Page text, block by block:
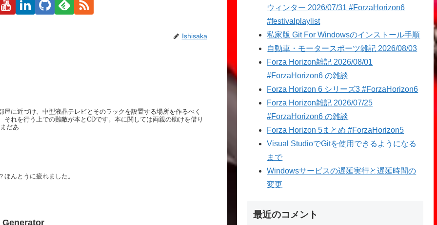
Ishisaka
に近づけ、中型液晶テレビとそのラックを設置する場所を作るべく
れを行う上での難敵が本とCDです。本に関しては両親の助けを借り
だあ...
んとうに疲れました。
Generator
ウィンター 2026/07/31 #ForzaHorizon6
#festivalplaylist
私家版 Git For Windowsのインストール手順
自動車・モータースポーツ雑記 2026/08/03
Forza Horizon雑記 2026/08/01
#ForzaHorizon6 の雑談
Forza Horizon 6 シリーズ3 #ForzaHorizon6
Forza Horizon雑記 2026/07/25
#ForzaHorizon6 の雑談
Forza Horizon 5まとめ #ForzaHorizon5
Visual StudioでGitを使用できるようになる
まで
Windowsサービスの遅延実行と遅延時間の
変更
最近のコメント